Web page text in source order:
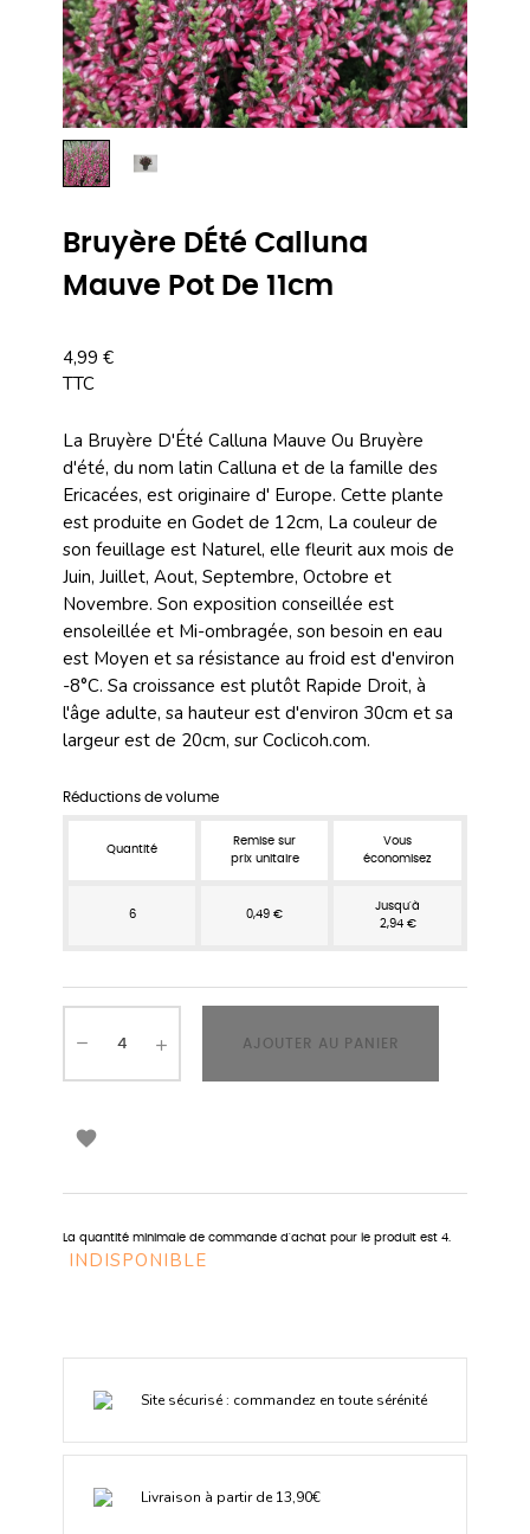
Bruyère DÉté Calluna
Mauve Pot De 11cm
4,99 €
TTC
La Bruyère D'Été Calluna Mauve Ou Bruyère
d'été, du nom latin Calluna et de la famille des
Ericacées, est originaire d' Europe. Cette plante
est produite en Godet de 12cm, La couleur de
son feuillage est Naturel, elle fleurit aux mois de
Juin, Juillet, Aout, Septembre, Octobre et
Novembre. Son exposition conseillée est
ensoleillée et Mi-ombragée, son besoin en eau
est Moyen et sa résistance au froid est d'environ
-8°C. Sa croissance est plutôt Rapide Droit, à
l'âge adulte, sa hauteur est d'environ 30cm et sa
largeur est de 20cm, sur Coclicoh.com.
Réductions de volume
Quantité
Remise sur
prix unitaire
Vous
économisez
6 0,49 €
Jusqu'à
2,94 €
AJOUTER AU PANIER

La quantité minimale de commande d'achat pour le produit est 4.
INDISPONIBLE
Site sécurisé : commandez en toute sérénité
Livraison à partir de 13,90€